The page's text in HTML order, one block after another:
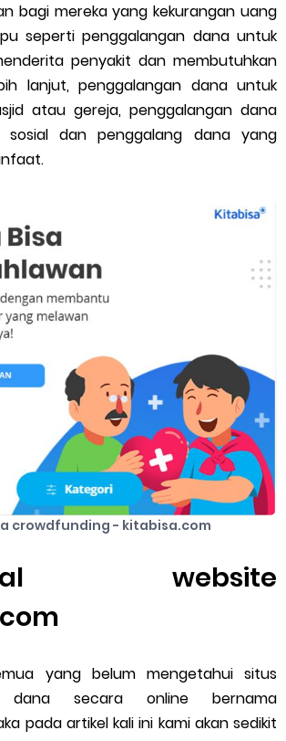
Terbaru 2026: Panduan Lengkap DNS
dan IP Server GoPartner Gojek
Friday, 7 August
bagi mereka yang kekurangan uang
seperti penggalangan dana untuk
penyakit dan membutuhkan
lanjut, penggalangan dana untuk
atau gereja, penggalangan dana
sosial dan penggalang dana yang
crowdfunding - kitabisa.com
website
yang belum mengetahui situs
dana secara online bernama
pada artikel kali ini kami akan sedikit